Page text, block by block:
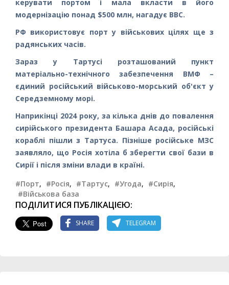
керувати портом і мала вкласти в його
модернізацію понад $500 млн, нагадує ВВС.
РФ використовує порт у військових цілях ще з
радянських часів.
Зараз у Тартусі розташований пункт
матеріально-технічного забезпечення ВМФ –
єдиний російський військово-морський об'єкт у
Середземному морі.
Наприкінці 2024 року, за кілька днів до повалення
сирійського президента Башара Асада, російські
кораблі пішли з Тартуса. Пізніше російське МЗС
заявляло, що Росія хотіла б зберегти свої бази в
Сирії і після зміни влади в країні.
#Порт, #Росія, #Тартус, #Угода, #Сирія,
#Військова база
ПОДІЛИТИСЯ ПУБЛІКАЦІЄЮ:
SHARE TELEGRAM